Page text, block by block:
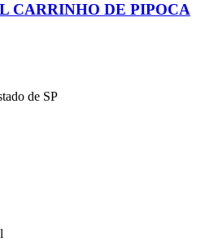
CARRINHO DE PIPOCA
de SP